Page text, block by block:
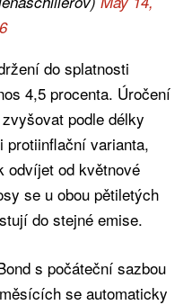
do splatnosti
4,5 procenta. Úročení
podle délky
protiinflační varianta,
odvíjet od květnové
se u obou pětiletých
do stejné emise.
s počáteční sazbou
se automaticky